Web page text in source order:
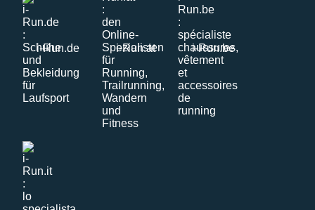
i-Run.de i-Run.at i-Run.be